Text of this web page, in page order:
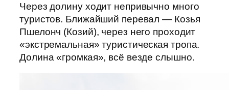
Через долину ходит непривычно много
туристов. Ближайший перевал — Козья
Пшелонч (Козий), через него проходит
«экстремальная» туристическая тропа.
Долина «громкая», всё везде слышно.